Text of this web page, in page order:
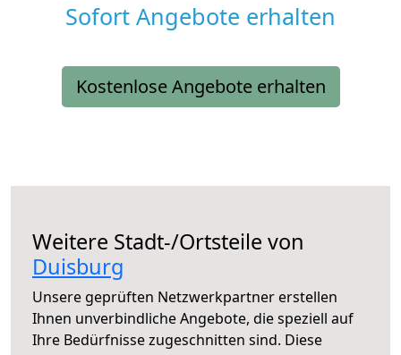
Sofort Angebote erhalten
Kostenlose Angebote erhalten
Weitere Stadt-/Ortsteile von
Duisburg
Unsere geprüften Netzwerkpartner erstellen
Ihnen unverbindliche Angebote, die speziell auf
Ihre Bedürfnisse zugeschnitten sind. Diese